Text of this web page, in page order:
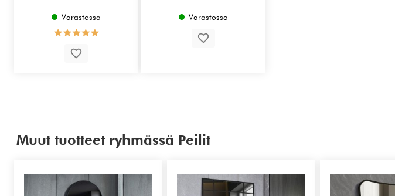
Varastossa Varastossa
Muut tuotteet ryhmässä Peilit